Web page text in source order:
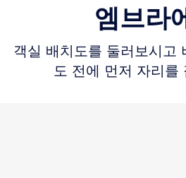
엠브라
객실 배치도를 둘러보시고
도 전에 먼저 자리를